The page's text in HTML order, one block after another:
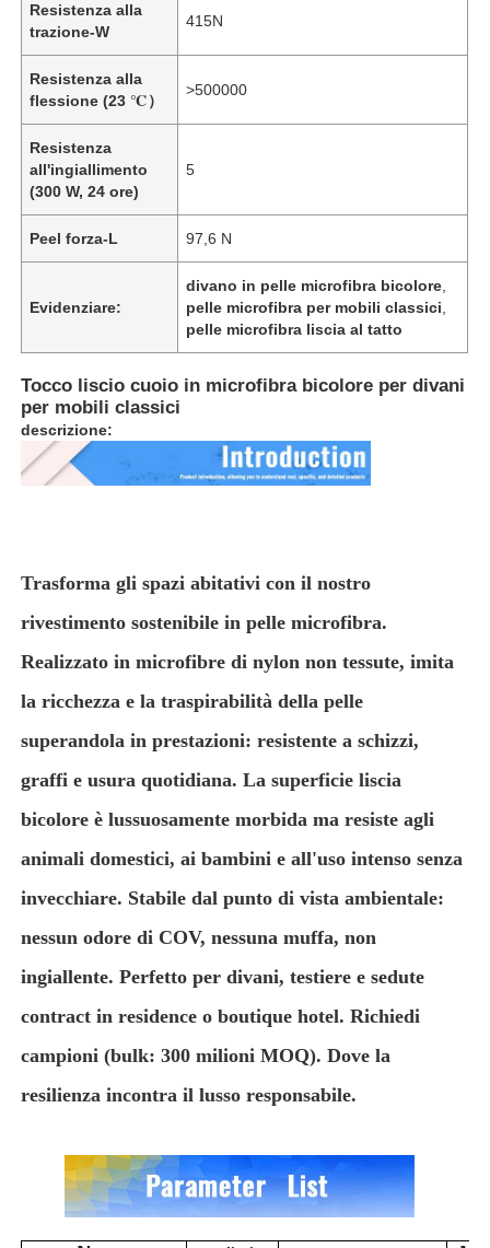
Casa
Prodotti
Video
Visita alla fabbrica
Controllo Qualità
Materiale del divano in pelle
Materiale di cuoio del PVC
Materiale di pelle eco
micro cuoio della fibra
Materiale in cuoio PU
Materiale per scarpe antinfortunistiche
Resistenza alla
trazione-W
415N
Resistenza alla
flessione (23 ℃）
>500000
Resistenza
all'ingiallimento
(300 W, 24 ore)
5
Peel forza-L 97,6 N
Evidenziare:
divano in pelle microfibra bicolore
pelle microfibra per mobili classici
pelle microfibra liscia al tatto
Tocco liscio cuoio in microfibra bicolore per divani
per mobili classici
descrizione:
Trasforma gli spazi abitativi con il nostro
rivestimento sostenibile in pelle microfibra.
Realizzato in microfibre di nylon non tessute, imita
la ricchezza e la traspirabilità della pelle
superandola in prestazioni: resistente a schizzi,
graffi e usura quotidiana. La superficie liscia
bicolore è lussuosamente morbida ma resiste agli
animali domestici, ai bambini e all'uso intenso senza
invecchiare. Stabile dal punto di vista ambientale:
nessun odore di COV, nessuna muffa, non
ingiallente. Perfetto per divani, testiere e sedute
contract in residence o boutique hotel. Richiedi
campioni (bulk: 300 milioni MOQ). Dove la
resilienza incontra il lusso responsabile.